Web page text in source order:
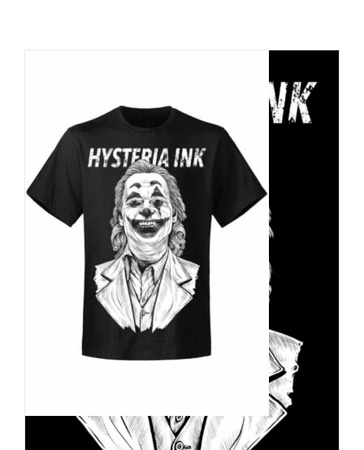
Hysteria Ink T-Shirt Joker Two